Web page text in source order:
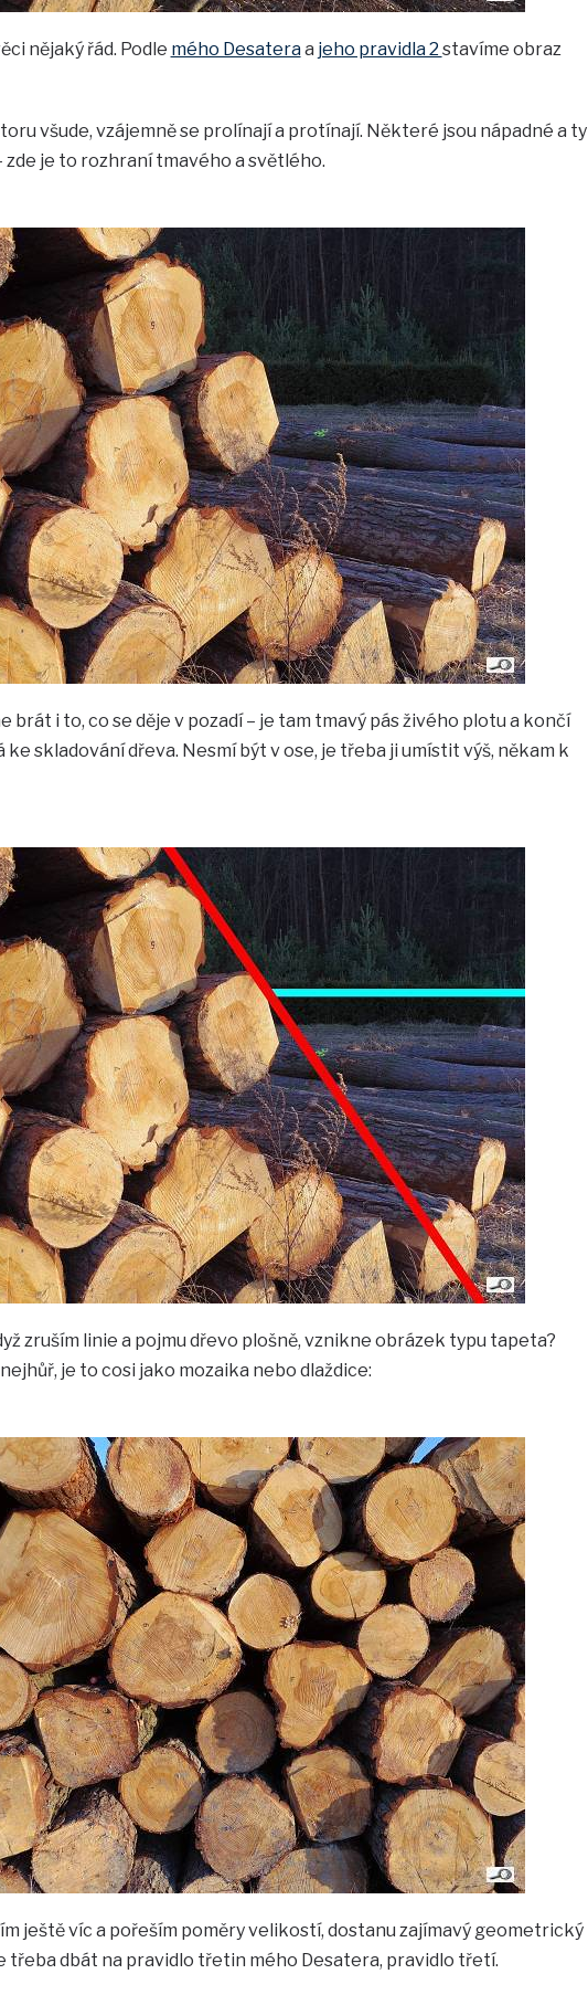
nějaký řád. Podle mého Desateraa jeho pravidla 2 stavíme obraz
všude, vzájemně se prolínají a protínají. Některé jsou nápadné a ty
zde je to rozhraní tmavého a světlého.
brát i to, co se děje v pozadí – je tam tmavý pás živého plotu a končí
skladování dřeva. Nesmí být v ose, je třeba ji umístit výš, někam k
zruším linie a pojmu dřevo plošně, vznikne obrázek typu tapeta?
je to cosi jako mozaika nebo dlaždice:
ještě víc a pořeším poměry velikostí, dostanu zajímavý geometrický
třeba dbát na pravidlo třetin mého Desatera, pravidlo třetí.